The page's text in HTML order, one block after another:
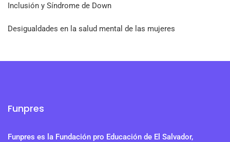
Inclusión y Síndrome de Down
Desigualdades en la salud mental de las mujeres
Funpres
Funpres es la Fundación pro Educación de El Salvador,